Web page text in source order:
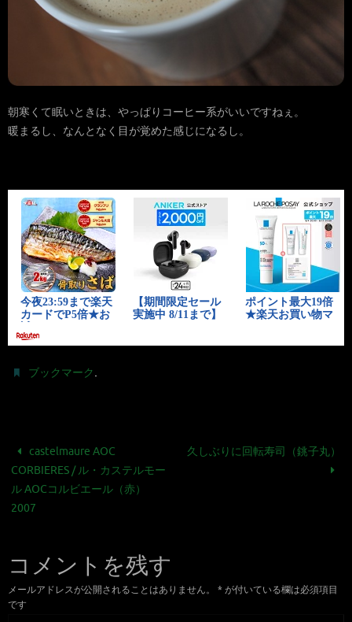
朝寒くて眠いときは、やっぱりコーヒー系がいいですねぇ。
暖まるし、なんとなく目が覚めた感じになるし。
ブックマーク.
castelmaure AOC
CORBIERES / ル・カステルモー
ル AOCコルビエール（赤）
2007
久しぶりに回転寿司（銚子丸）
コメントを残す
メールアドレスが公開されることはありません。 * が付いている欄は必須項目
です